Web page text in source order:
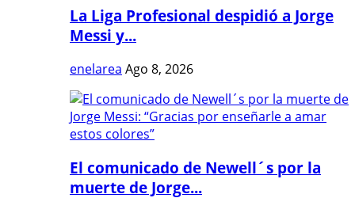
La Liga Profesional despidió a Jorge
Messi y...
enelarea Ago 8, 2026
El comunicado de Newell´s por la
muerte de Jorge...